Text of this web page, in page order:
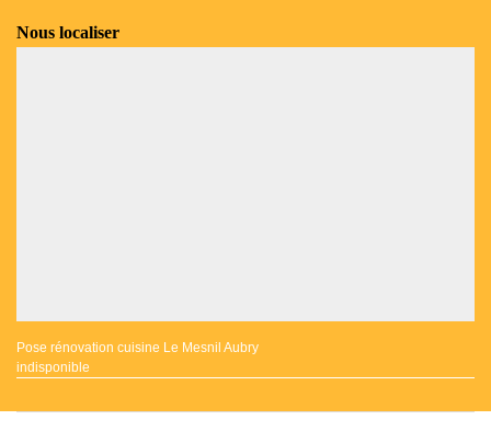
Nous localiser
Pose rénovation cuisine Le Mesnil Aubry
indisponible